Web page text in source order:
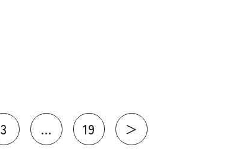
3 … 19 ＞